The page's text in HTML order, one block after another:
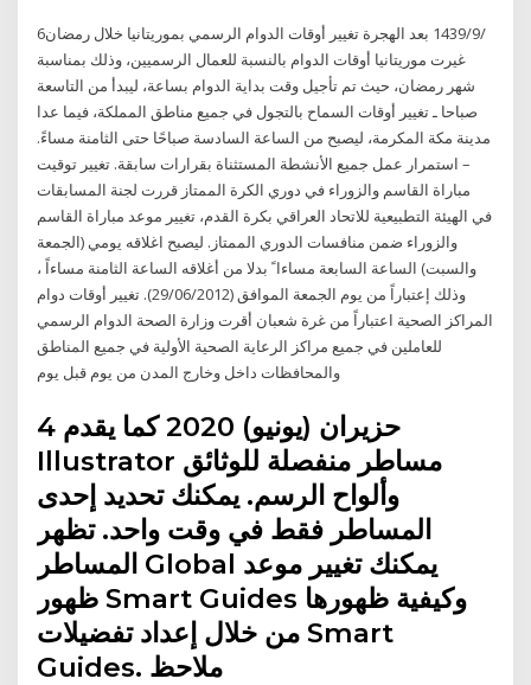
6‏‏/9‏‏/1439 بعد الهجرة تغيير أوقات الدوام الرسمي بموريتانيا خلال رمضان
غيرت موريتانيا أوقات الدوام بالنسبة للعمال الرسميين، وذلك بمناسبة
شهر رمضان، حيث تم تأجيل وقت بداية الدوام بساعة، ليبدأ من التاسعة
صباحا ـ تغيير أوقات السماح بالتجول في جميع مناطق المملكة، فيما عدا
مدينة مكة المكرمة، ليصبح من الساعة السادسة صباحًا حتى الثامنة مساءً.
– استمرار عمل جميع الأنشطة المستثناة بقرارات سابقة. تغيير توقيت
مباراة القاسم والزوراء في دوري الكرة الممتاز قررت لجنة المسابقات
في الهيئة التطبيعية للاتحاد العراقي بكرة القدم، تغيير موعد مباراة القاسم
والزوراء ضمن منافسات الدوري الممتاز. ليصبح اغلاقه يومي (الجمعة
والسبت) الساعة السابعة مساءا ً بدلا من أغلاقه الساعة الثامنة مساءاً ،
وذلك إعتباراً من يوم الجمعة الموافق (29/06/2012). تغيير أوقات دوام
المراكز الصحية اعتباراً من غرة شعبان أقرت وزارة الصحة الدوام الرسمي
للعاملين في جميع مراكز الرعاية الصحية الأولية في جميع المناطق
والمحافظات داخل وخارج المدن من يوم قبل يوم
4 حزيران (يونيو) 2020 كما يقدم
Illustrator مساطر منفصلة للوثائق
وألواح الرسم. يمكنك تحديد إحدى
المساطر فقط في وقت واحد. تظهر
المساطر Global يمكنك تغيير موعد
ظهور Smart Guides وكيفية ظهورها
من خلال إعداد تفضيلات Smart
Guides. ملاحظ